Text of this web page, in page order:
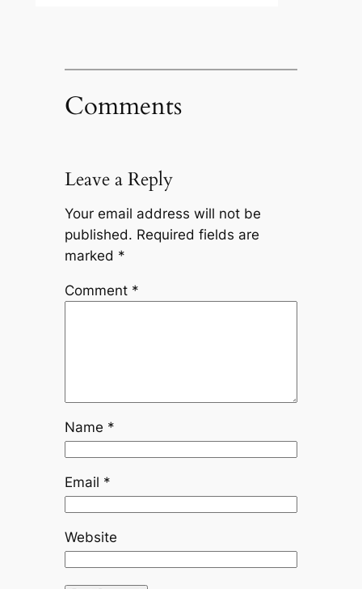
Comments
Leave a Reply
Your email address will not be
published. Required fields are
marked *
Comment *
Name *
Email *
Website